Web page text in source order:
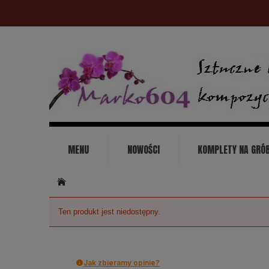
MENU NOWOŚCI KOMPLETY NA
Ten produkt jest niedostępny.
Jak zbieramy opinie?